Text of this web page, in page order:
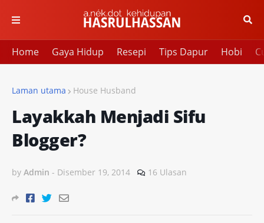
Home Gaya Hidup Resepi Tips Dapur Hobi
Laman utama House Husband
Layakkah Menjadi Sifu
Blogger?
by Admin - Disember 19, 2014 16 Ulasan